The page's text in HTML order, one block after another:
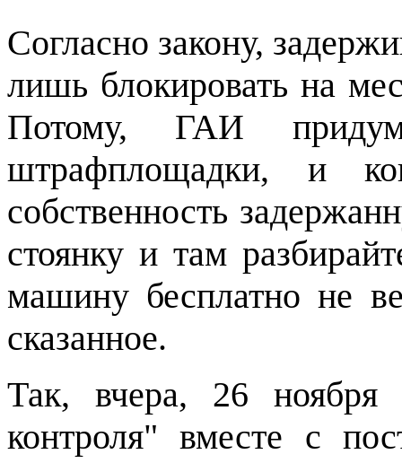
Согласно закону,
лишь блокировать на
Потому, ГАИ
штрафплощадки, и
собственность
стоянку и там
машину бесплатно не
сказанное.
Так, вчера, 26 ноября
контроля" вместе с